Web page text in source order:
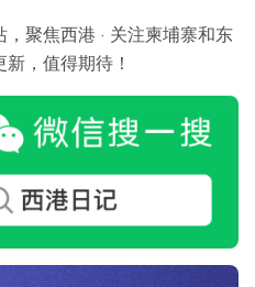
聚焦西港 · 关注柬埔寨和东
，值得期待！